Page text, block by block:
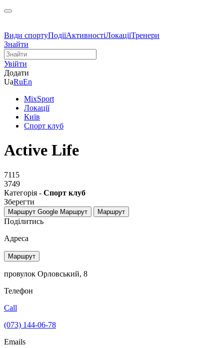
Види спортуПодіїАктивностіЛокаціїТренери
Знайти
Увійти
Додати
UaRuEn
MixSport
Локації
Київ
Спорт клуб
Active Life
7115
3749
Категорія - Спорт клуб
Зберегти
Маршрут Google Маршрут Маршрут
Поділитись
Адреса
Маршрут
провулок Орловський, 8
Телефон
Call
(073) 144-06-78
Emails